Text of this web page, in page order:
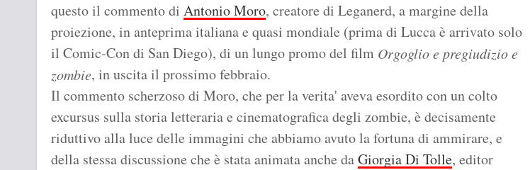
questo il commento di Antonio Moro, creatore di Leganerd, a margine della
proiezione, in anteprima italiana e quasi mondiale (prima di Lucca è arrivato solo
il Comic-Con di San Diego), di un lungo promo del film Orgoglio e pregiudizio e
zombie, in uscita il prossimo febbraio.
Il commento scherzoso di Moro, che per la verita' aveva esordito con un colto
excursus sulla storia letteraria e cinematografica degli zombie, è decisamente
riduttivo alla luce delle immagini che abbiamo avuto la fortuna di ammirare, e
della stessa discussione che è stata animata anche daGiorgia Di Tolle, editor